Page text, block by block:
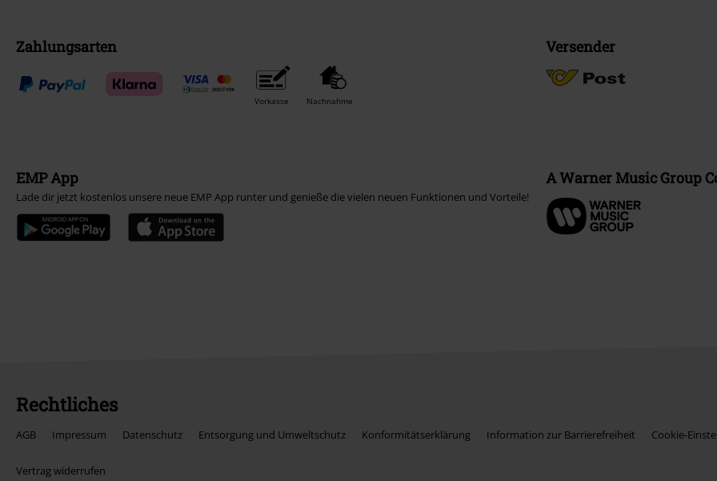
Zahlungsarten
Vorkasse Nachnahme
Versender
EMP App
Lade dir jetzt kostenlos unsere neue EMP App runter und genieße die vielen neuen Funktionen und Vorteile!
A Warner Music Group
Rechtliches
AGB Impressum Datenschutz Entsorgung und Umweltschutz Konformitätserklärung Information zur Barrierefreiheit Cookie-
Vertrag widerrufen